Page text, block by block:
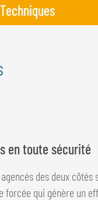
en toute sécurité
des deux
forcée qui génère un